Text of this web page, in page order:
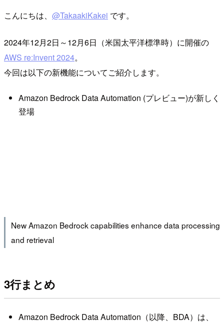
こんにちは、 @TakaakiKakei です。
2024年12月2日～12月6日（米国太平洋標準時）に開催の
AWS re:Invent 2024。
今回は以下の新機能についてご紹介します。
Amazon Bedrock Data Automation (プレビュー)が新しく
登場
New Amazon Bedrock capabilities enhance data processing
and retrieval
3行まとめ
Amazon Bedrock Data Automation（以降、BDA）は、